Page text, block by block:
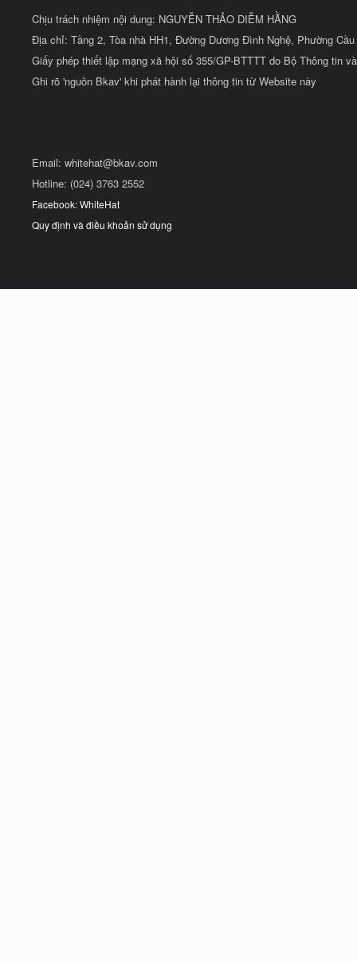
Chịu trách nhiệm nội dung: NGUYỄN THẢO DIỄM HẰNG
Địa chỉ: Tầng 2, Tòa nhà HH1, Đường Dương Đình Nghệ, Phường
Giấy phép thiết lập mạng xã hội số 355/GP-BTTTT do Bộ Thông tin
Ghi rõ 'nguồn Bkav' khi phát hành lại thông tin từ Website này
Email: whitehat@bkav.com
Hotline: (024) 3763 2552
Facebook: WhiteHat
Quy định và điều khoản sử dụng